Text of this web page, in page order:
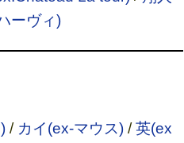
ーヴィ)
/ カイ(ex-マウス)/英(ex